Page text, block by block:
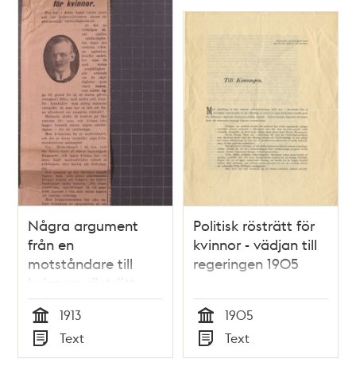
Några argument
från en
motståndare till
kvinnors rösträtt –
1913
Tid
1913
Typ
Text
Politisk rösträtt för
kvinnor - vädjan till
regeringen 1905
Tid
1905
Typ
Text